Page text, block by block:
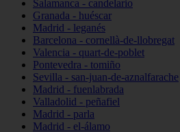
Salamanca - candelario
Granada - huéscar
Madrid - leganés
Barcelona - cornellà-de-llobregat
Valencia - quart-de-poblet
Pontevedra - tomiño
Sevilla - san-juan-de-aznalfarache
Madrid - fuenlabrada
Valladolid - peñafiel
Madrid - parla
Madrid - el-álamo